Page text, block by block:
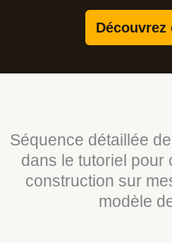
Découvrez
Séquence détaillée
dans le tutoriel pour
construction sur
modèle